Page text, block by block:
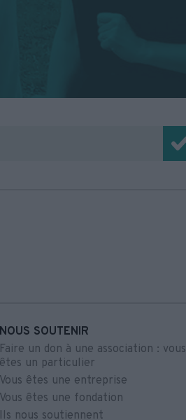
NOUS SOUTENIR
Faire un don à une association : vous
êtes un particulier
Vous êtes une entreprise
Vous êtes une fondation
Ils nous soutiennent